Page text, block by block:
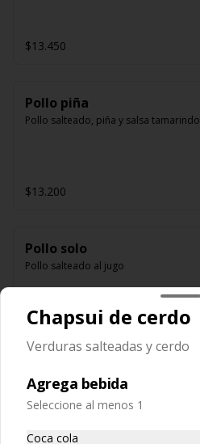
$13.450
Pollo piña
Pollo salteado, piña y salsa tamarindo
$13.200
Pollo solo
Pollo salteado al jugo
Pollo solo y algas
Pollo salteado con algas
Chapsui de cerdo
Verduras salteadas y cerdo
Agrega bebida
Seleccione al menos 1
Coca cola